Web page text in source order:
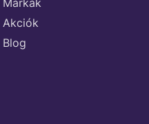
Márkák
Akciók
Blog